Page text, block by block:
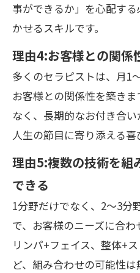
事ができるか」を心配す
かせるスキルです。
理由4:お客様との関係
多くのセラピストは、月1
お客様との関係性を築き
なく、長期的なお付き合
人生の節目に寄り添える喜
理由5:複数の技術を組
できる
1分野だけでなく、2〜3分
で、お客様のニーズに合わ
リンパ+フェイス、整体+
ど、組み合わせの可能性